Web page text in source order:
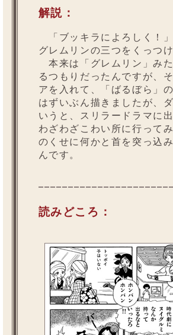
解説：
「ブッキラによろしく！
グレムリンの三つをくっつ
本来は「グレムリン」み
るつもりだったんですが、
アを入れて、「ばるぼら」
はずいぶん描きましたが、
いうと、スリラードラマに
わざわざこわい所に行って
のくせに何かと首を突っ込
んです。
読みどころ：